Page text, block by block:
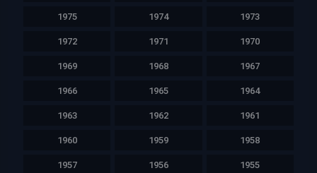
1975 1974 1973
1972 1971 1970
1969 1968 1967
1966 1965 1964
1963 1962 1961
1960 1959 1958
1957 1956 1955